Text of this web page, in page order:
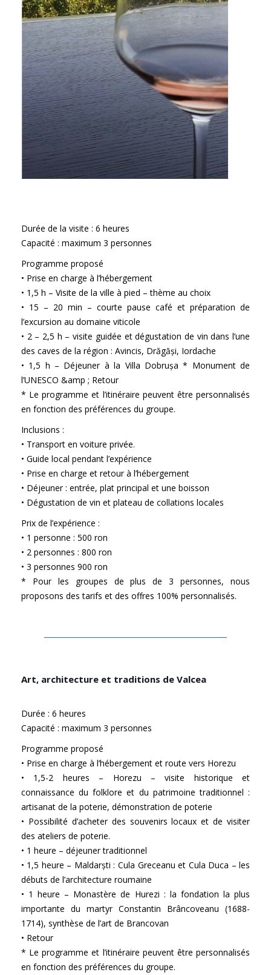
Durée de la visite : 6 heures
Capacité : maximum 3 personnes
Programme proposé
• Prise en charge à l’hébergement
• 1,5 h – Visite de la ville à pied – thème au choix
• 15 – 20 min – courte pause café et préparation de
l’excursion au domaine viticole
• 2 – 2,5 h – visite guidée et dégustation de vin dans l’une
des caves de la région : Avincis, Drăgăși, Iordache
• 1,5 h – Déjeuner à la Villa Dobrușa * Monument de
l’UNESCO &amp ; Retour
* Le programme et l’itinéraire peuvent être personnalisés
en fonction des préférences du groupe.
Inclusions :
• Transport en voiture privée.
• Guide local pendant l’expérience
• Prise en charge et retour à l’hébergement
• Déjeuner : entrée, plat principal et une boisson
• Dégustation de vin et plateau de collations locales
Prix de l’expérience :
• 1 personne : 500 ron
• 2 personnes : 800 ron
• 3 personnes 900 ron
* Pour les groupes de plus de 3 personnes, nous
proposons des tarifs et des offres 100% personnalisés.
Art, architecture et traditions de Valcea
Durée : 6 heures
Capacité : maximum 3 personnes
Programme proposé
• Prise en charge à l’hébergement et route vers Horezu
• 1,5-2 heures – Horezu – visite historique et
connaissance du folklore et du patrimoine traditionnel :
artisanat de la poterie, démonstration de poterie
• Possibilité d’acheter des souvenirs locaux et de visiter
des ateliers de poterie.
• 1 heure – déjeuner traditionnel
• 1,5 heure – Maldarști : Cula Greceanu et Cula Duca – les
débuts de l’architecture roumaine
• 1 heure – Monastère de Hurezi : la fondation la plus
importante du martyr Constantin Brâncoveanu (1688-
1714), synthèse de l’art de Brancovan
• Retour
* Le programme et l’itinéraire peuvent être personnalisés
en fonction des préférences du groupe.